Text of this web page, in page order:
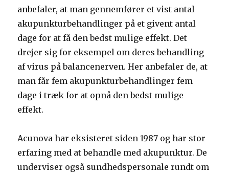
anbefaler, at man gennemfører et vist antal
akupunkturbehandlinger på et givent antal
dage for at få den bedst mulige effekt. Det
drejer sig for eksempel om deres behandling
af virus på balancenerven. Her anbefaler de, at
man får fem akupunkturbehandlinger fem
dage i træk for at opnå den bedst mulige
effekt.
Acunova har eksisteret siden 1987 og har stor
erfaring med at behandle med akupunktur. De
underviser også sundhedspersonale rundt om